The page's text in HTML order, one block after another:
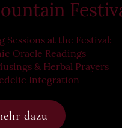
Sessions at the Festival:
Oracle Readings
& Herbal Prayers
Integration
dazu